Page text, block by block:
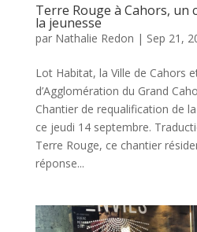
Terre Rouge à Cahors,
la jeunesse
par Nathalie Redon | Sep 21,
Lot Habitat, la Ville de Cahors
d’Agglomération du Grand
Chantier de requalification de
ce jeudi 14 septembre.
Terre Rouge, ce chantier
réponse...